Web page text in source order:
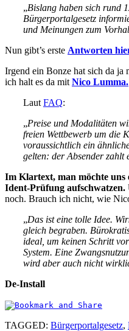
„Bislang haben sich rund
Bürgerportalgesetz
und Meinungen zum
Nun gibt’s erste Antworten
Irgend ein Bonze hat sich da ja
ich halt es da mit Nico Lumma.
Laut FAQ:
„Preise und Modalitäten
freien Wettbewerb um die
voraussichtlich ein
gelten: der Absender zahlt
Im Klartext, man möchte uns
Ident-Prüfung aufschwatzen.
noch. Brauch ich nicht, wie
„Das ist eine tolle Idee.
gleich begraben.
ideal, um keinen Schritt
System. Eine
wird aber auch nicht
De-Install
TAGGED: Bürgerportalgesetz,